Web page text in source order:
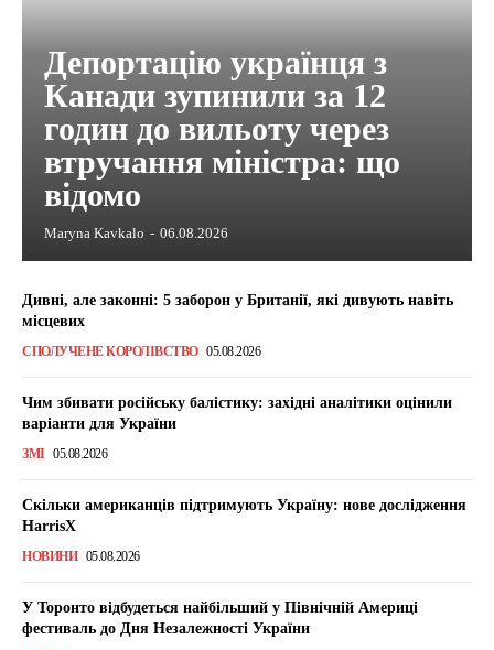
Депортацію українця з
Канади зупинили за 12
годин до вильоту через
втручання міністра: що
відомо
Maryna Kavkalo - 06.08.2026
Дивні, але законні: 5 заборон у Британії, які дивують навіть
місцевих
СПОЛУЧЕНЕ КОРОЛІВСТВО 05.08.2026
Чим збивати російську балістику: західні аналітики оцінили
варіанти для України
ЗМІ 05.08.2026
Скільки американців підтримують Україну: нове дослідження
HarrisX
НОВИНИ 05.08.2026
У Торонто відбудеться найбільший у Північній Америці
фестиваль до Дня Незалежності України